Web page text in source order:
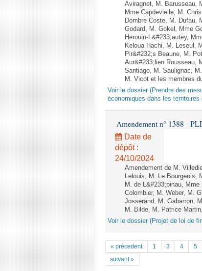
Aviragnet, M. Barusseau,
Mme Capdevielle, M.
Dombre Coste, M. Dufau,
Godard, M. Gokel, Mme
Herouin-L&#233;autey,
Keloua Hachi, M. Leseul,
Pir&#232;s Beaune, M.
Aur&#233;lien Rousseau,
Santiago, M. Saulignac,
M. Vicot et les membres
Voir le dossier (Prendre des
économiques dans les territoires
Amendement n° 1388 -
Date de
dépôt :
24/10/2024
Amendement de M.
Lelouis, M. Le Bourgeois,
M. de L&#233;pinau,
Colombier, M. Weber, M.
Josserand, M. Gabarron,
M. Bilde, M. Patrice
Voir le dossier (Projet de loi de
« précedent 1 3 4 5
suivant »